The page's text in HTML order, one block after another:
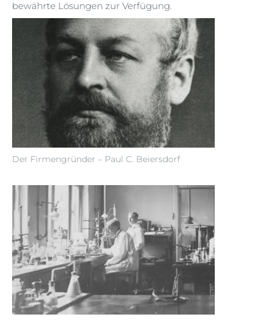
Der Firmengründer – Paul C. Beiersdorf
bewährte Lösungen zur Verfügung.